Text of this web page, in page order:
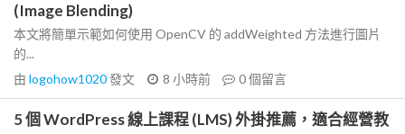
(Image Blending)
本文將簡單示範如何使用 OpenCV 的 addWeighted 方法進行圖片
的...
由 logohow1020發文 8 小時前 0個留言
5 個 WordPress 線上課程 (LMS) 外掛推薦，適合經營教